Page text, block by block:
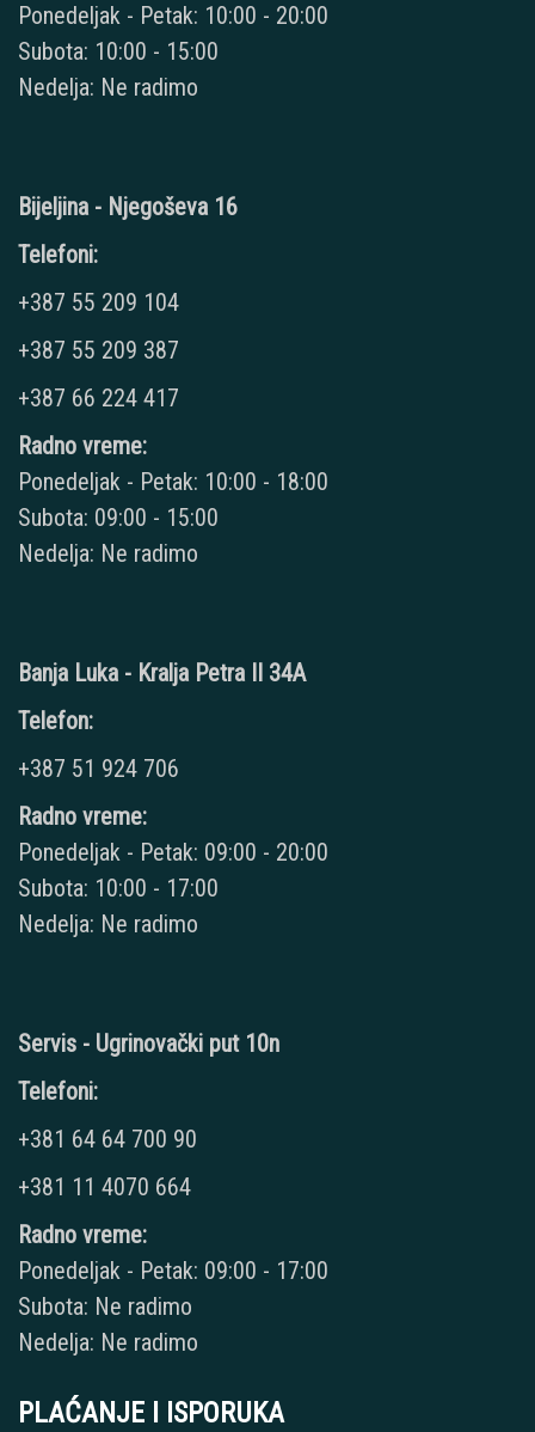
Ponedeljak - Petak: 10:00 - 20:00
Subota: 10:00 - 15:00
Nedelja: Ne radimo
Bijeljina - Njegoševa 16
Telefoni:
+387 55 209 104
+387 55 209 387
+387 66 224 417
Radno vreme:
Ponedeljak - Petak: 10:00 - 18:00
Subota: 09:00 - 15:00
Nedelja: Ne radimo
Banja Luka - Kralja Petra II 34A
Telefon:
+387 51 924 706
Radno vreme:
Ponedeljak - Petak: 09:00 - 20:00
Subota: 10:00 - 17:00
Nedelja: Ne radimo
Servis - Ugrinovački put 10n
Telefoni:
+381 64 64 700 90
+381 11 4070 664
Radno vreme:
Ponedeljak - Petak: 09:00 - 17:00
Subota: Ne radimo
Nedelja: Ne radimo
PLAĆANJE I ISPORUKA